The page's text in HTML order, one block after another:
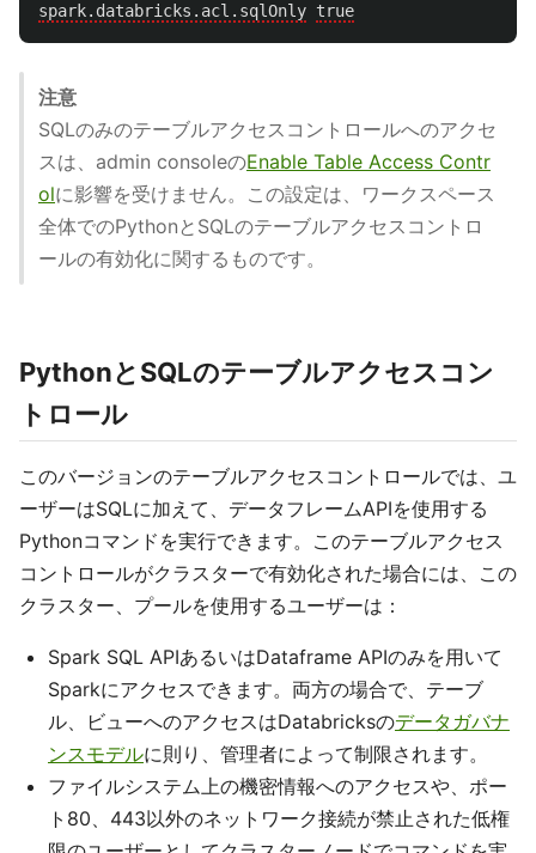
spark.databricks.acl.sqlOnly true
注意
SQLのみのテーブルアクセスコントロールへのアクセ
スは、admin consoleのEnable Table Access Contr
olに影響を受けません。この設定は、ワークスペース
全体でのPythonとSQLのテーブルアクセスコントロ
ールの有効化に関するものです。
PythonとSQLのテーブルアクセスコン
トロール
このバージョンのテーブルアクセスコントロールでは、ユ
ーザーはSQLに加えて、データフレームAPIを使用する
Pythonコマンドを実行できます。このテーブルアクセス
コントロールがクラスターで有効化された場合には、この
クラスター、プールを使用するユーザーは：
Spark SQL APIあるいはDataframe APIのみを用いて
Sparkにアクセスできます。両方の場合で、テーブ
ル、ビューへのアクセスはDatabricksのデータガバナ
ンスモデルに則り、管理者によって制限されます。
ファイルシステム上の機密情報へのアクセスや、ポー
ト80、443以外のネットワーク接続が禁止された低権